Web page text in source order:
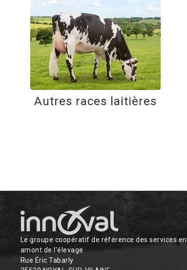
Autres races laitières
Le groupe coopératif de référence des services en
amont de l’élevage
Rue Éric Tabarly